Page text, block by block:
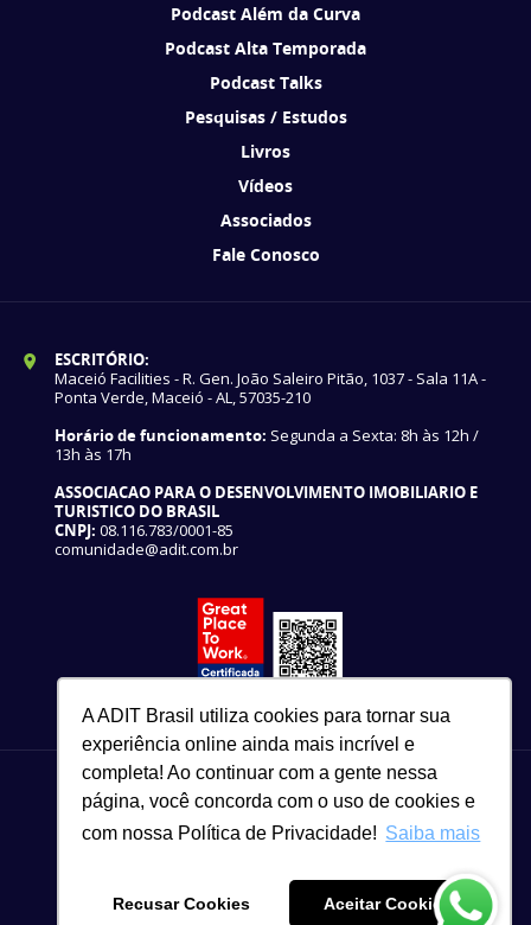
A ADIT Brasil utiliza cookies para tornar sua
experiência online ainda mais incrível e
completa! Ao continuar com a gente nessa
página, você concorda com o uso de cookies e
com nossa Política de Privacidade! Saiba mais
Recusar Cookies Aceitar Cookies
Podcast Além da Curva
Podcast Alta Temporada
Podcast Talks
Pesquisas / Estudos
Livros
Vídeos
Associados
Fale Conosco
ESCRITÓRIO:
Maceió Facilities - R. Gen. João Saleiro Pitão, 1037 - Sala 11A -
Ponta Verde, Maceió - AL, 57035-210
Horário de funcionamento: Segunda a Sexta: 8h às 12h /
13h às 17h
ASSOCIACAO PARA O DESENVOLVIMENTO IMOBILIARIO E
TURISTICO DO BRASIL
CNPJ: 08.116.783/0001-85
comunidade@adit.com.br
Copyright © 2021